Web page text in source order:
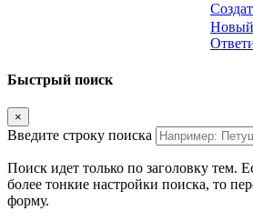
Быстрый поиск
×
Введите строку поиска
Поиск идет только по заголовку тем.
более тонкие настройки поиска, то
форму.